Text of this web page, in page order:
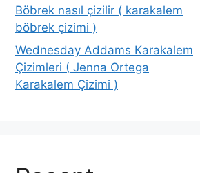
Böbrek nasıl çizilir ( karakalem
böbrek çizimi )
Wednesday Addams Karakalem
Çizimleri ( Jenna Ortega
Karakalem Çizimi )